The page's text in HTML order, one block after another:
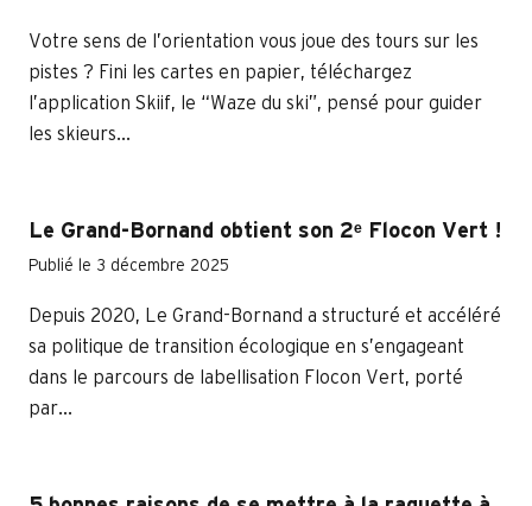
Votre sens de l’orientation vous joue des tours sur les
pistes ? Fini les cartes en papier, téléchargez
l’application Skiif, le “Waze du ski”, pensé pour guider
les skieurs...
Le Grand-Bornand obtient son 2ᵉ Flocon Vert !
Publié le 3 décembre 2025
Depuis 2020, Le Grand-Bornand a structuré et accéléré
sa politique de transition écologique en s’engageant
dans le parcours de labellisation Flocon Vert, porté
par...